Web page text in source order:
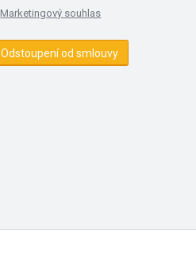
Marketingový souhlas
Odstoupení od smlouvy